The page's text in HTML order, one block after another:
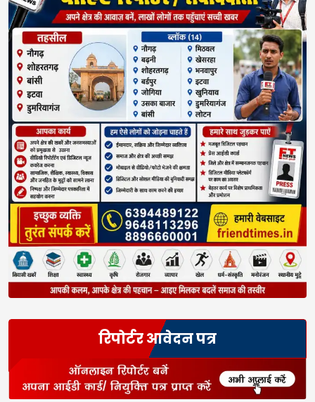
रिपोर्टर आवेदन पत्र